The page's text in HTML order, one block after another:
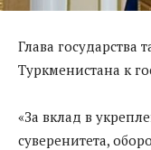
Глава государства
Туркменистана к
«За вклад в
суверенитета,